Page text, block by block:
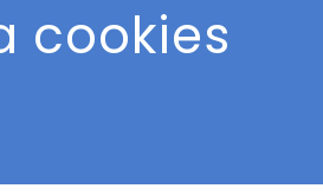
cookies